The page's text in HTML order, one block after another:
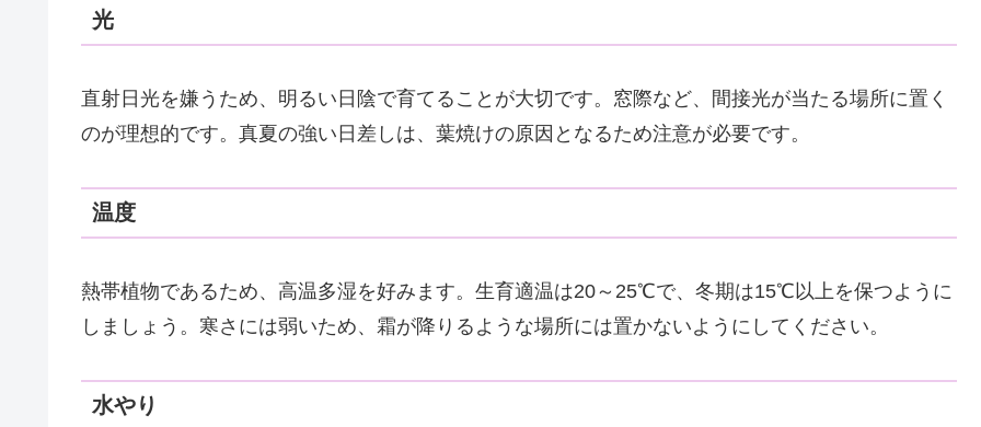
光
直射日光を嫌うため、明るい日陰で育てることが大切です。窓際など、間接光が当たる場所に置く
のが理想的です。真夏の強い日差しは、葉焼けの原因となるため注意が必要です。
温度
熱帯植物であるため、高温多湿を好みます。生育適温は20～25℃で、冬期は15℃以上を保つように
しましょう。寒さには弱いため、霜が降りるような場所には置かないようにしてください。
水やり